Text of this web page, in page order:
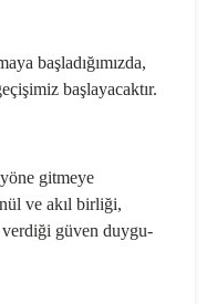
başladığımızda,
başlayacaktır.
gitmeye
ve akıl birliği,
verdiği güven duygu­